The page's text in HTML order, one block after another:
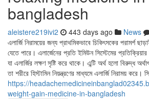
bangladesh
aleistere219ivi2 443 days ago News
এলার্জি নিরাময়ের জন্য প্রাথমিকভাবে চিকিৎসকের পরামর্শ
যেতে পারে। এলার্জেনের প্রতি ইমিউন সিস্টেমের প্রতিক্রিয়ার
যা এলার্জির লক্ষণ সৃষ্টি করে থাকে। এন্টি অর্থ হলো বিরুদ্ধ
তা শরীরে হিস্টামিন নিয়ন্ত্রণের মাধ্যমে এলার্জি নিরাময়
https://
weight-gain-medicine-in-bangladesh